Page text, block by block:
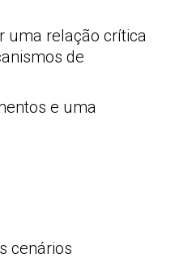
uma relação crítica
de
e uma
cenários